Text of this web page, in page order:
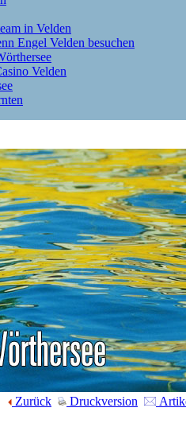
in Velden
Engel Velden besuchen
Velden
Zurück Druckversion